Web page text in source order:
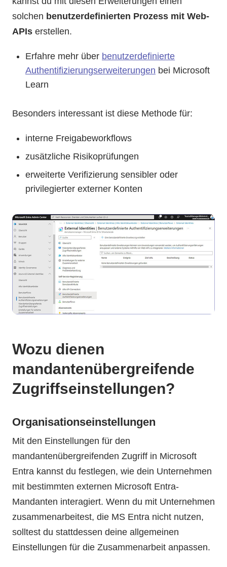
solchen benutzerdefinierten Prozess mit Web-
APIs erstellen.
Erfahre mehr über benutzerdefinierte
Authentifizierungserweiterungen bei Microsoft
Learn
Besonders interessant ist diese Methode für:
interne Freigabeworkflows
zusätzliche Risikoprüfungen
erweiterte Verifizierung sensibler oder
privilegierter externer Konten
Wozu dienen
mandantenübergreifende
Zugriffseinstellungen?
Organisationseinstellungen
Mit den Einstellungen für den
mandantenübergreifenden Zugriff in Microsoft
Entra kannst du festlegen, wie dein Unternehmen
mit bestimmten externen Microsoft Entra-
Mandanten interagiert. Wenn du mit Unternehmen
zusammenarbeitest, die MS Entra nicht nutzen,
solltest du stattdessen deine allgemeinen
Einstellungen für die Zusammenarbeit anpassen.